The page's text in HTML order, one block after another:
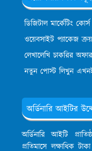
ডিজিটাল মার্কেটিং কোর্স
ওয়েবসাইট প্যাকেজ ক্রয়
লেখালেখি চাকরির অফার
নতুন পোস্ট লিখুন
অর্ডিনারি আইটির
অর্ডিনারি আইটি
প্রতিমাসে লক্ষাধিক